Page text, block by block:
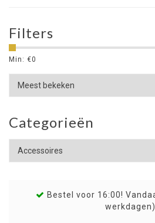
Filters
Min: €0
Categorieën
Bestel voor 16:00!